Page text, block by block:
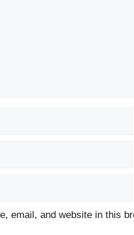
email, and website in this